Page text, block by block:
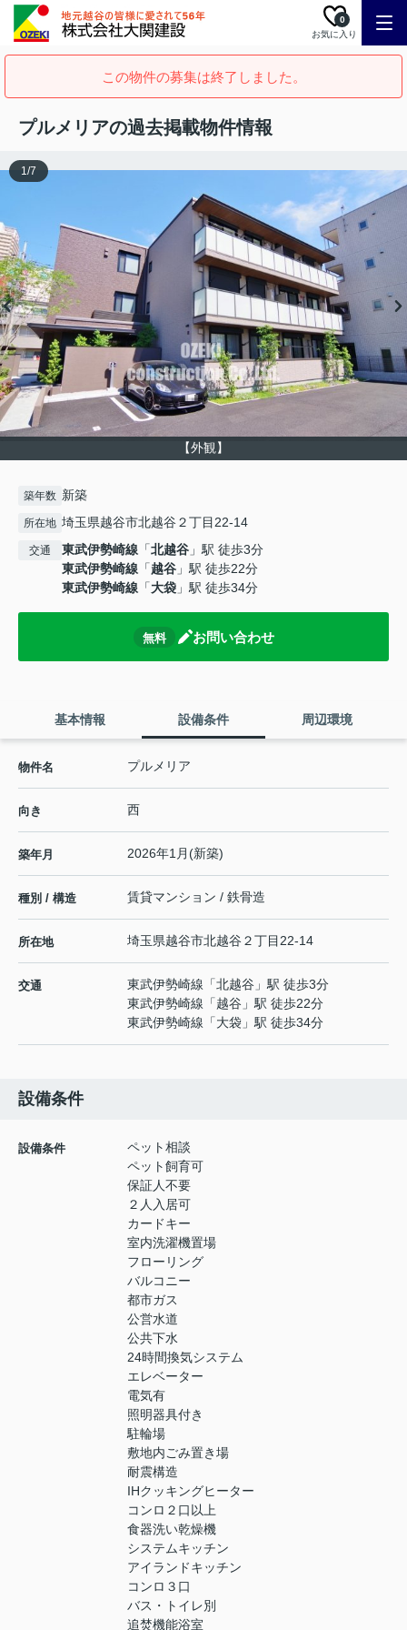
お気に入り
0
この物件の募集は終了しました。
プルメリアの過去掲載物件情報
【外観】
1/7
築年数 新築
所在地 埼玉県越谷市北越谷２丁目22-14
交通 東武伊勢崎線 「北越谷 」駅 徒歩3分
東武伊勢崎線 「越谷 」駅 徒歩22分
東武伊勢崎線 「大袋 」駅 徒歩34分
無料 お問い合わせ
基本情報 設備条件 周辺環境
物件名 プルメリア
向き 西
築年月 2026年1月(新築)
種別 / 構造 賃貸マンション / 鉄骨造
所在地 埼玉県越谷市北越谷 ２丁目22-14
交通 東武伊勢崎線 「北越谷 」駅 徒歩3分
東武伊勢崎線 「越谷 」駅 徒歩22分
東武伊勢崎線 「大袋 」駅 徒歩34分
設備条件
設備条件
ペット相談
ペット飼育可
保証人不要
２人入居可
カードキー
室内洗濯機置場
フローリング
バルコニー
都市ガス
公営水道
公共下水
24時間換気システム
エレベーター
電気有
照明器具付き
駐輪場
敷地内ごみ置き場
耐震構造
IHクッキングヒーター
コンロ２口以上
食器洗い乾燥機
システムキッチン
アイランドキッチン
コンロ３口
バス・トイレ別
追焚機能浴室